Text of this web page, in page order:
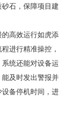
砂石，保障项目建
高效运行如虎添
进行精准操控，
统还能对设备运
及时发出警报并
备停机时间，进